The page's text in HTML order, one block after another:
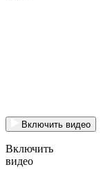
Включить видео
Включить
видео